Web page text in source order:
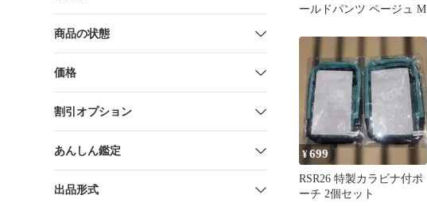
商品の状態
価格
割引オプション
あんしん鑑定
出品形式
ールドパンツ ページュ M
¥699
RSR26 特製カラビナ付ポ
ーチ 2個セット